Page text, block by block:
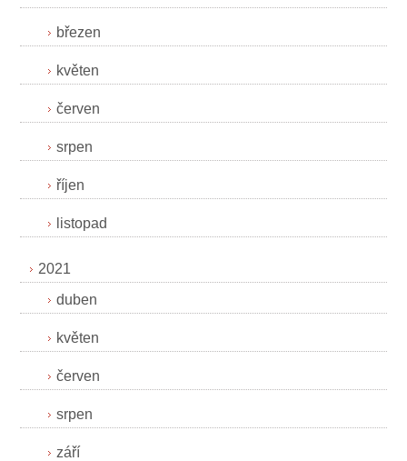
březen
květen
červen
srpen
říjen
listopad
2021
duben
květen
červen
srpen
září